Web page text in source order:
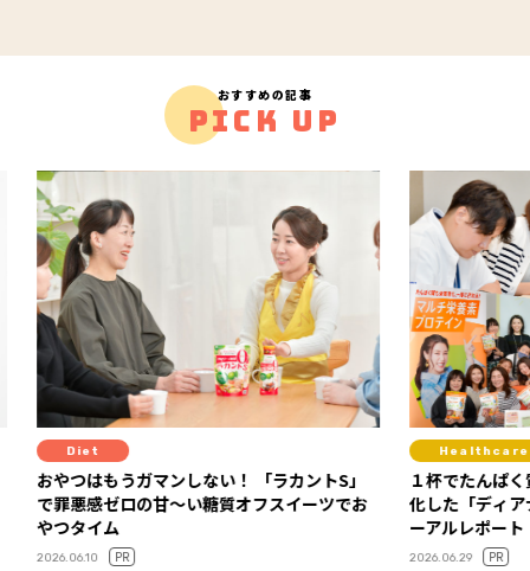
おすすめの記事
PICK UP
トS」
でお
Healthcare
１杯でたんぱく質も栄養素も！ 読者の声で進
化した「ディアナチュラアクティブ」リニュ
ーアルレポート
2026.06.29
セミナ
感！ 「FYTTEウェルネスデイ」イベントレポ
ート